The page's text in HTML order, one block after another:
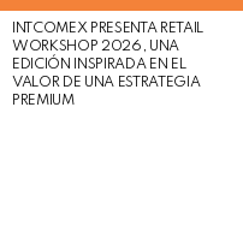
LATEST
STORIES
INTCOMEX PRESENTA RETAIL
WORKSHOP 2026, UNA
EDICIÓN INSPIRADA EN EL
VALOR DE UNA ESTRATEGIA
PREMIUM